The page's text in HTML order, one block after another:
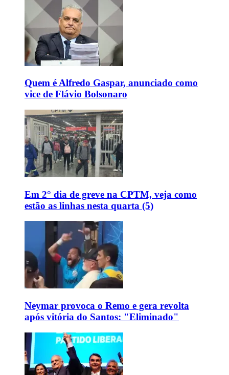
Quem é Alfredo Gaspar, anunciado como
vice de Flávio Bolsonaro
Em 2° dia de greve na CPTM, veja como
estão as linhas nesta quarta (5)
Neymar provoca o Remo e gera revolta
após vitória do Santos: "Eliminado"